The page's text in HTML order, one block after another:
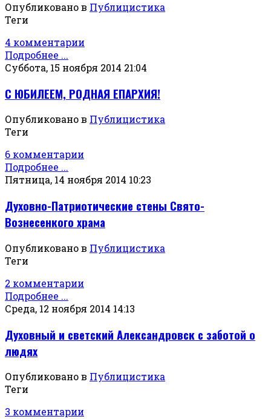
Опубликовано в Публицистика
Теги
4 комментарии
Подробнее ...
Суббота, 15 ноября 2014 21:04
С ЮБИЛЕЕМ, РОДНАЯ ЕПАРХИЯ!
Опубликовано в Публицистика
Теги
6 комментарии
Подробнее ...
Пятница, 14 ноября 2014 10:23
Духовно-Патриотические стены Свято-
Вознесенкого храма
Опубликовано в Публицистика
Теги
2 комментарии
Подробнее ...
Среда, 12 ноября 2014 14:13
Духовный и светский Александровск с заботой о
людях
Опубликовано в Публицистика
Теги
3 комментарии